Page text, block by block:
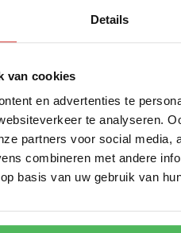
Details
van cookies
en advertenties te
te analyseren.
partners voor social media,
combineren met andere
basis van uw gebruik van